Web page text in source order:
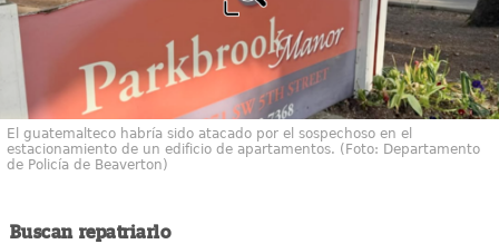
El guatemalteco habría sido atacado por el sospechoso en el
estacionamiento de un edificio de apartamentos. (Foto: Departamento
de Policía de Beaverton)
Buscan repatriarlo